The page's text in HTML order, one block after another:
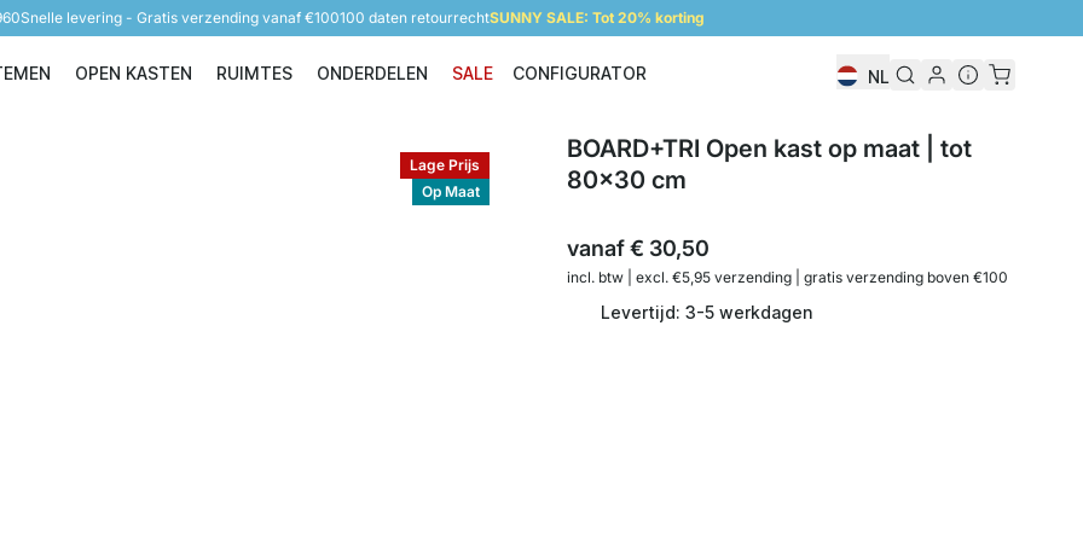
Snelle levering - Gratis verzending vanaf €100100 daten retourrechtSUNNY SALE: Tot 20% korting
Opbergsystemen
OPEN KASTEN
Open Kasten
RUIMTES
Ruimtes
ONDERDELEN
Onderdelen
SALE CONFIGURATOR NL
Lage Prijs
Op Maat
BOARD+TRI Open kast op maat | tot
80x30 cm
vanaf€ 30,50
incl. btw | excl. €5,95 verzending | gratis verzending boven €100
Levertijd: 3-5 werkdagen